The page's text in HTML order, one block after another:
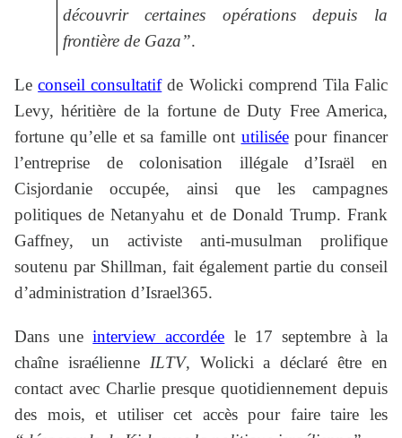
découvrir certaines opérations depuis la
frontière de Gaza”.
Leconseil consultatifde Wolicki comprend Tila Falic
Levy, héritière de la fortune de Duty Free America,
fortune qu’elle et sa famille ont utiliséepour financer
l’entreprise de colonisation illégale d’Israël en
Cisjordanie occupée, ainsi que les campagnes
politiques de Netanyahu et de Donald Trump. Frank
Gaffney, un activiste anti-musulman prolifique
soutenu par Shillman, fait également partie du conseil
d’administration d’Israel365.
Dans uneinterview accordée le 17 septembre à la
chaîne israélienne ILTV, Wolicki a déclaré être en
contact avec Charlie presque quotidiennement depuis
des mois, et utiliser cet accès pour faire taire les